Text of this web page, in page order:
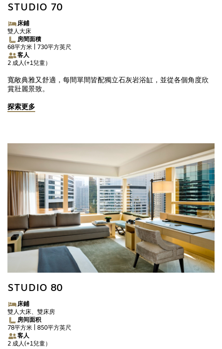
STUDIO 70
床鋪
雙人大床
房間面積
68平方米 | 730平方英尺
客人
2 成人(+1兒童）
寬敞典雅又舒適，每間單間皆配獨立石灰岩浴缸，並從各個角度欣
賞壯麗景致。
探索更多
STUDIO 80
床鋪
雙人大床、雙床房
房间面积
78平方米 | 850平方英尺
客人
2 成人(+1兒童）